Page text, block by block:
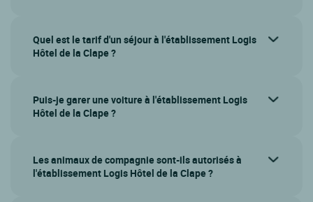
Quel est le tarif d'un séjour à l'établissement Logis
Hôtel de la Clape ?
Puis-je garer une voiture à l'établissement Logis
Hôtel de la Clape ?
Les animaux de compagnie sont-ils autorisés à
l'établissement Logis Hôtel de la Clape ?